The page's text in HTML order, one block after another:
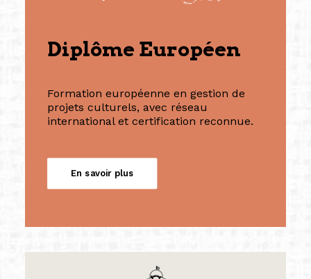
Diplôme Européen
Formation européenne en gestion de
projets culturels, avec réseau
international et certification reconnue.
En savoir plus